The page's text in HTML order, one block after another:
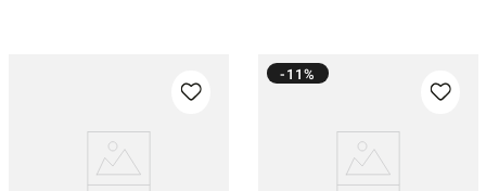
-11%